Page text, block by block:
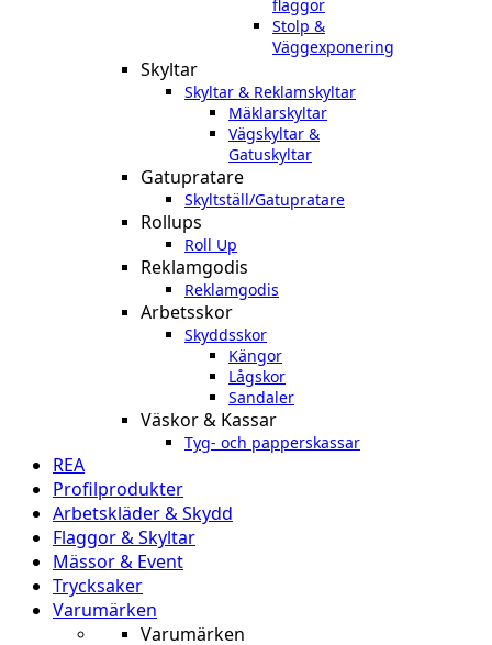
flaggor
Stolp &
Väggexponering
Skyltar
Skyltar & Reklamskyltar
Mäklarskyltar
Vägskyltar &
Gatuskyltar
Gatupratare
Skyltställ/Gatupratare
Rollups
Roll Up
Reklamgodis
Reklamgodis
Arbetsskor
Skyddsskor
Kängor
Lågskor
Sandaler
Väskor & Kassar
Tyg- och papperskassar
REA
Profilprodukter
Arbetskläder & Skydd
Flaggor & Skyltar
Mässor & Event
Trycksaker
Varumärken
Varumärken